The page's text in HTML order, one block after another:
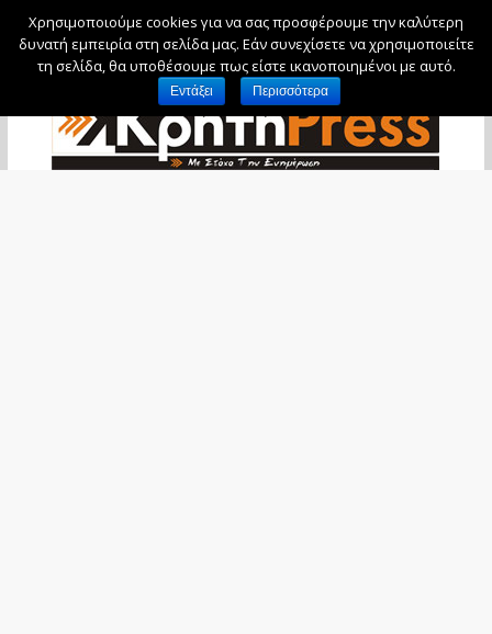
Σάββατο, 8 Αυγούστου, 2026
Χρησιμοποιούμε cookies για να σας προσφέρουμε την καλύτερη
δυνατή εμπειρία στη σελίδα μας. Εάν συνεχίσετε να χρησιμοποιείτε
τη σελίδα, θα υποθέσουμε πως είστε ικανοποιημένοι με αυτό.
Εντάξει Περισσότερα